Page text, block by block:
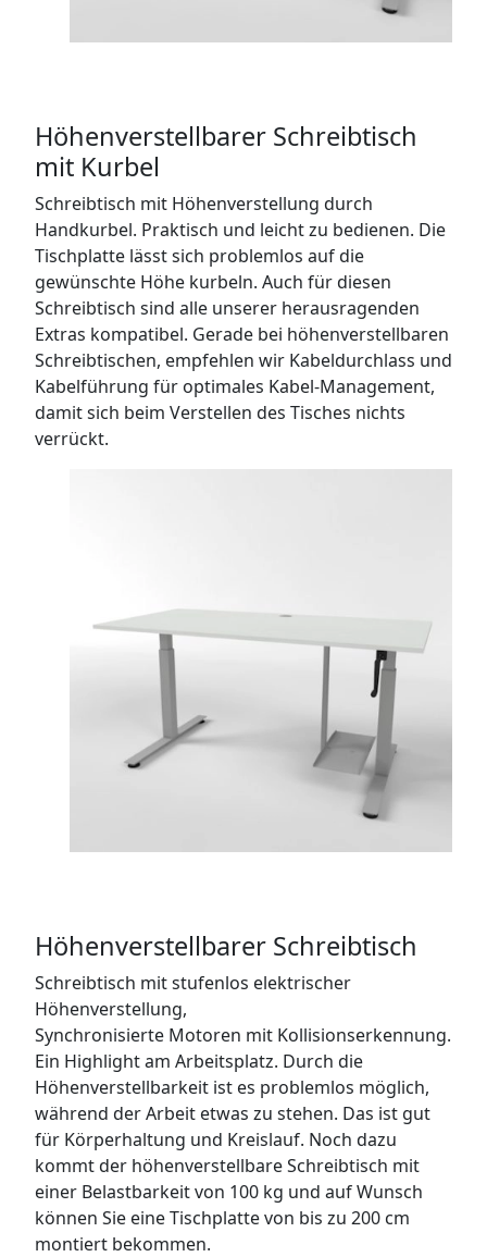
Höhenverstellbarer Schreibtisch
mit Kurbel
Schreibtisch mit Höhenverstellung durch
Handkurbel. Praktisch und leicht zu bedienen. Die
Tischplatte lässt sich problemlos auf die
gewünschte Höhe kurbeln. Auch für diesen
Schreibtisch sind alle unserer herausragenden
Extras kompatibel. Gerade bei höhenverstellbaren
Schreibtischen, empfehlen wir Kabeldurchlass und
Kabelführung für optimales Kabel-Management,
damit sich beim Verstellen des Tisches nichts
verrückt.
Höhenverstellbarer Schreibtisch
Schreibtisch mit stufenlos elektrischer
Höhenverstellung,
Synchronisierte Motoren mit Kollisionserkennung.
Ein Highlight am Arbeitsplatz. Durch die
Höhenverstellbarkeit ist es problemlos möglich,
während der Arbeit etwas zu stehen. Das ist gut
für Körperhaltung und Kreislauf. Noch dazu
kommt der höhenverstellbare Schreibtisch mit
einer Belastbarkeit von 100 kg und auf Wunsch
können Sie eine Tischplatte von bis zu 200 cm
montiert bekommen.